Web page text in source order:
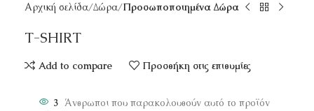
Αρχική σελίδα Δώρα Προσωποποιημένα Δώρα
T-SHIRT
Add to compare Προσθήκη στις επιθυμίες
3 Άνθρωποι που παρακολουθούν αυτό το προϊόν